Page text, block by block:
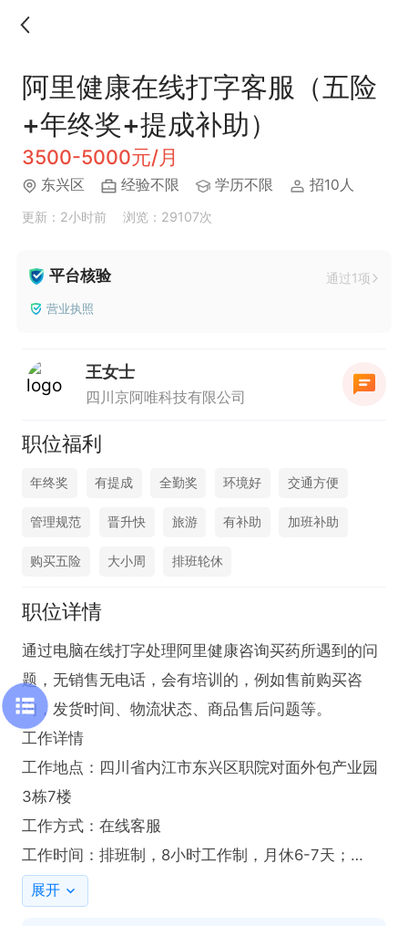
阿里健康在线打字客服（五险
+年终奖+提成补助）
3500-5000元/月
东兴区 经验不限 学历不限 招10人
更新：2小时前 浏览：29107次
平台核验 通过1项
营业执照
王女士
四川京阿唯科技有限公司
职位福利
年终奖 有提成 全勤奖 环境好 交通方便
管理规范 晋升快 旅游 有补助 加班补助
购买五险 大小周 排班轮休
职位详情
通过电脑在线打字处理阿里健康咨询买药所遇到的问
题，无销售无电话，会有培训的，例如售前购买咨
询，发货时间、物流状态、商品售后问题等。
工作详情
工作地点：四川省内江市东兴区职院对面外包产业园
3栋7楼
工作方式：在线客服
工作时间：排班制，8小时工作制，月休6-7天；
薪资待遇：2300底薪+绩效平均绩效1000以上，综合
薪资3500-5000；
展开